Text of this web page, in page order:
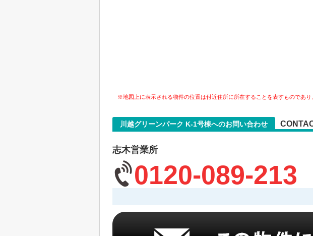
※地図上に表示される物件の位置は付近住所に所在することを表すものであり
川越グリーンパーク K-1号棟へのお問い合わせ
志木営業所
0120-089-213